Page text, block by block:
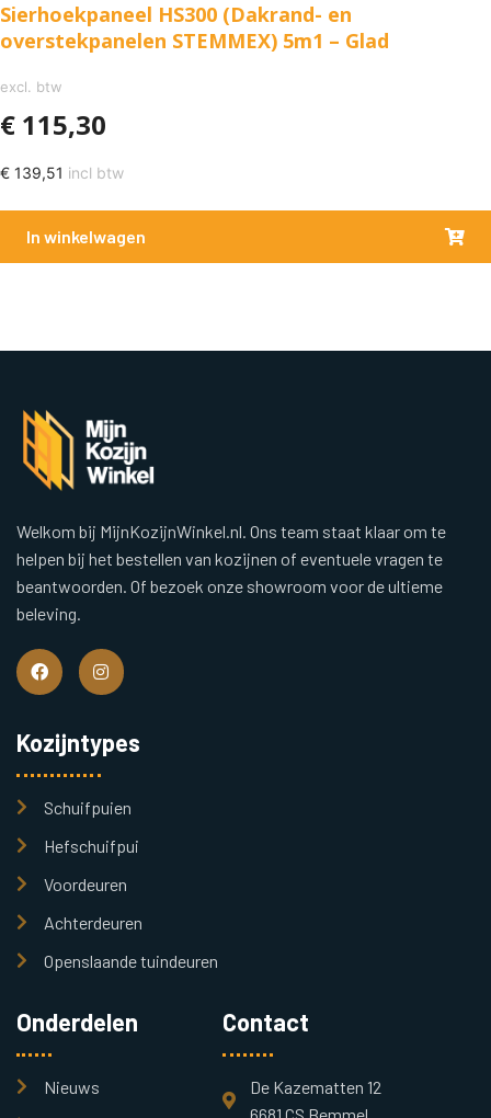
Sierhoekpaneel HS300 (Dakrand- en
overstekpanelen STEMMEX) 5m1 – Glad
excl. btw
€ 115,30
€ 139,51 incl btw
In winkelwagen
Welkom bij MijnKozijnWinkel.nl. Ons team staat klaar om te
helpen bij het bestellen van kozijnen of eventuele vragen te
beantwoorden. Of bezoek onze showroom voor de ultieme
beleving.
Kozijntypes
Schuifpuien
Hefschuifpui
Voordeuren
Achterdeuren
Openslaande tuindeuren
Onderdelen
Nieuws
Contact
De Kazematten 12